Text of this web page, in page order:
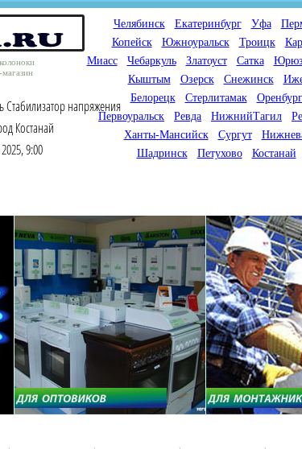
Челябинск Екатеринбург Уфа
Копейск
Южноуральск Троицк
Миасс
Чебаркуль Златоуст Сатка
Кыштым
Озерск Снежинск
Белорецк
Стерлитамак Оренбург
Первоуральск
Ревда НижнийТагил
Ханты-Мансийск
Сургут
Шадринск
Петухово Костанай
Стабилизатор напряжения
Костанай
9:00
Мы продаем газовые котлы
для отопления,
водонагреватели, счетчики
газа с доставкой по городам
России и Казахстана
Мы
снабжении
газового
Предлагаем
ассортимент
открытия
оборудования
городе. Мы
продаваться.